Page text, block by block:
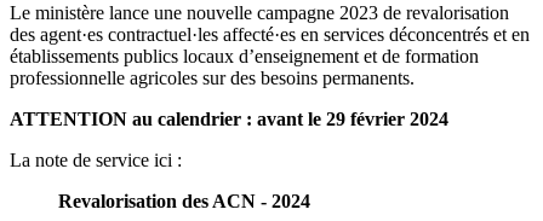
Le ministère lance une nouvelle campagne 2023 de revalorisation
des agent·es contractuel·les affecté·es en services déconcentrés et en
établissements publics locaux d’enseignement et de formation
professionnelle agricoles sur des besoins permanents.
ATTENTION au calendrier : avant le 29 février 2024
La note de service ici :
Revalorisation des ACN - 2024